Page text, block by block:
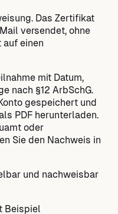
Das Zertifikat
versendet, ohne
auf einen
mit Datum,
nach §12 ArbSchG.
gespeichert und
PDF herunterladen.
oder
Sie den Nachweis in
und nachweisbar